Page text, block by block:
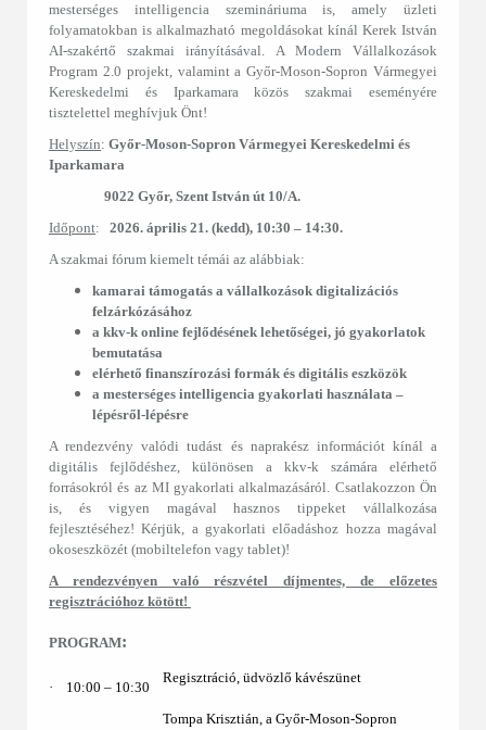
mesterséges intelligencia szemináriuma is, amely üzleti
folyamatokban is alkalmazható megoldásokat kínál Kerek István
AI-szakértő szakmai irányításával. A Modern Vállalkozások
Program 2.0 projekt, valamint a Győr-Moson-Sopron Vármegyei
Kereskedelmi és Iparkamara közös szakmai eseményére
tisztelettel meghívjuk Önt!
Helyszín: Győr-Moson-Sopron Vármegyei Kereskedelmi és
Iparkamara
9022 Győr, Szent István út 10/A.
Időpont:
2026. április 21. (kedd), 10:30 – 14:30.
A szakmai fórum kiemelt témái az alábbiak:
kamarai támogatás a vállalkozások digitalizációs
felzárkózásához
a kkv-k online fejlődésének lehetőségei, jó gyakorlatok
bemutatása
elérhető finanszírozási formák és digitális eszközök
a mesterséges intelligencia gyakorlati használata ‒
lépésről-lépésre
A rendezvény valódi tudást és naprakész információt kínál a
digitális fejlődéshez, különösen a kkv-k számára elérhető
forrásokról és az MI gyakorlati alkalmazásáról. Csatlakozzon Ön
is, és vigyen magával hasznos tippeket vállalkozása
fejlesztéséhez! Kérjük, a gyakorlati előadáshoz hozza magával
okoseszközét (mobiltelefon vagy tablet)!
A rendezvényen való részvétel díjmentes, de előzetes
regisztrációhoz kötött!
PROGRAM:
· 10:00 ‒ 10:30
Regisztráció, üdvözlő kávészünet
Tompa Krisztián, a Győr-Moson-Sopron